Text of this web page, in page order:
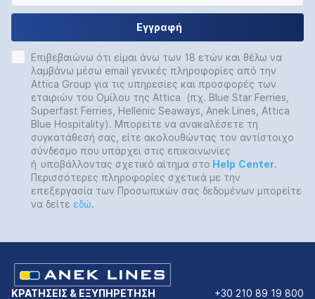
Εγγραφή
Επιβεβαιώνω ότι είμαι άνω των 18 ετών και θέλω να
λαμβάνω μέσω email γενικές πληροφορίες από την
Attica Group για τις υπηρεσίες και προσφορές των
εταιριών του Ομίλου της Attica (πχ. Blue Star Ferries,
Superfast Ferries, Hellenic Seaways, Anek Lines, Attica
Blue Hospitality). Μπορείτε να ανακαλέσετε τη
συγκατάθεσή σας, είτε ακολουθώντας τον αντίστοιχο
σύνδεσμο που υπάρχει στις επικοινωνίες
ή υποβάλλοντας σχετικό αίτημα στο Help Center.
Περισσότερες πληροφορίες σχετικά με την
επεξεργασία των Προσωπικών σας δεδομένων μπορείτε
να δείτε εδώ.
ΚΡΑΤΗΣΕΙΣ & ΕΞΥΠΗΡΕΤΗΣΗ
+30 210 89 19 800